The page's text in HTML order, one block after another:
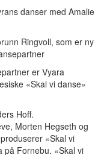
danser med Amalie
Ringvoll, som er ny
er Vyara
«Skal vi danse»
Hoff.
Morten Hegseth og
«Skal vi
på Fornebu. «Skal vi